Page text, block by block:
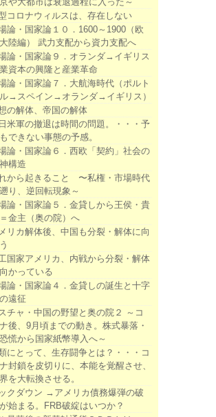
コロナウィルスは、存在しない
論・国家論１０．1600～1900（欧
陸編） 武力支配から資力支配へ
論・国家論９．オランダ→イギリス
資本の興隆と産業革命
論・国家論７．大航海時代（ポルト
→スペイン→オランダ→イギリス）
の解体、帝国の解体
米軍の撤退は時間の問題。・・・予
できない事態の予感。
論・国家論６．西欧「契約」社会の
構造
から起きること 〜私権・市場時代
り、逆回転現象～
論・国家論５．金貸しから王侯・貴
金主（奥の院）へ
リカ解体後、中国も分裂・解体に向
国家アメリカ、内戦から分裂・解体
かっている
論・国家論４．金貸しの誕生と十字
遠征
チャ・中国の野望と奥の院２ ～コ
後、9月頃までの動き。株式暴落・
慌から国家紙幣導入へ～
にとって、生存闘争とは？・・・コ
封鎖を皮切りに、本能を覚醒させ、
を大転換させる。
クダウン →アメリカ債務爆弾の破
始まる。FRB破綻はいつか？